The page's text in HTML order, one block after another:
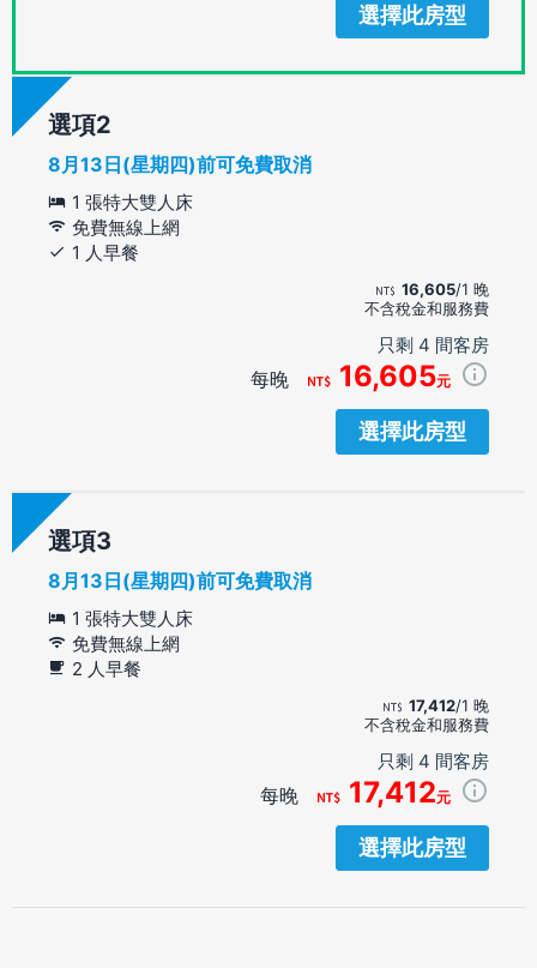
選擇此房型
選項
8月13日(星期四)前可免費取消
1 張特大雙人床
免費無線上網
1 人早餐
16,605/1 晚
不含稅金和服務費
只剩 4 間客房
每晚 16,605元
選擇此房型
選項
8月13日(星期四)前可免費取消
1 張特大雙人床
免費無線上網
2 人早餐
17,412/1 晚
不含稅金和服務費
只剩 4 間客房
每晚 17,412元
選擇此房型